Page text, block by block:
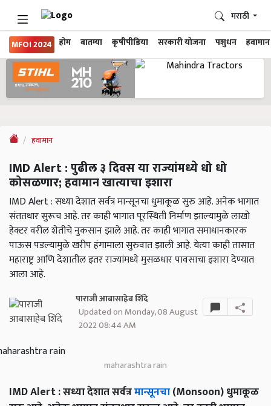
MFOI 2024 होम बातम्या कृषीपीडिया सरकारी योजना पशुधन हवामान
मराठी
हवामान
IMD Alert : पुढील ३ दिवस या राज्यांमध्ये धो धो
कोसळणार; हवामान खात्याचा इशारा
IMD Alert : सध्या देशात सर्वत्र मान्सूनचा धुमाकूळ सुरु आहे. अनेक भागात
संततधार सुरूच आहे. तर काही भागात पूरस्थिती निर्माण झाल्यामुळे लाखो
हेक्टर वरील शेतीचे नुकसान झाले आहे. तर काही भागात समाधानकारक
पाऊस पडल्यामुळे खरीप हंगामाला सुरुवात झाली आहे. येत्या काही तासात
महाराष्ट्र आणि देशातील इतर राज्यांमध्ये मुसळधार पावसाचा इशारा देण्यात
आला आहे.
पाराजी आबासाहेब शिंदे
Updated on Monday, 08 August
2022 08:44 AM
maharashtra rain
IMD Alert : सध्या देशात सर्वत्रमान्सूनचा(Monsoon) धुमाकूळ